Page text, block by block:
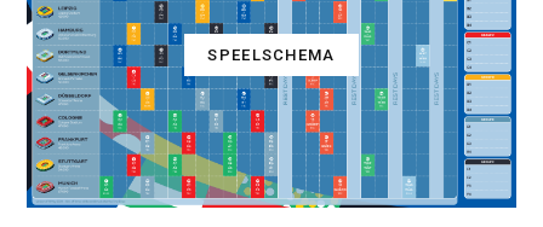
SPEELSCHEMA